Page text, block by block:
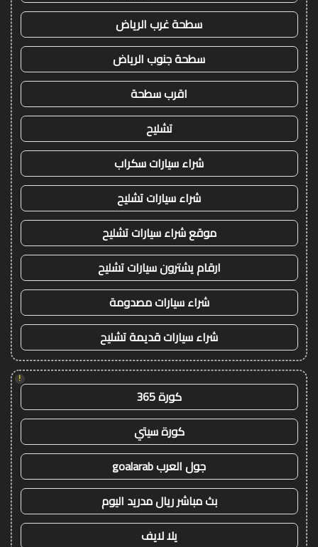
سطحة غرب الرياض
سطحة جنوب الرياض
اقرب سطحة
تشليح
شراء سيارات سكراب
شراء سيارات تشليح
موقع شراء سيارات تشليح
ارقام يشترون سيارات تشليح
شراء سيارات مصدومة
شراء سيارات قديمة تشليح
!
كورة 365
كورة سيتي
جول العرب goalarab
بث مباشر ريال مدريد اليوم
يلا لايف